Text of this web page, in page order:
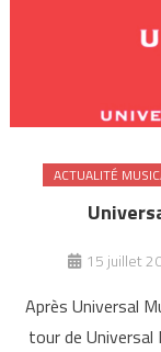
ACTUALITÉ
15 juillet
Après Universal
tour de Universal